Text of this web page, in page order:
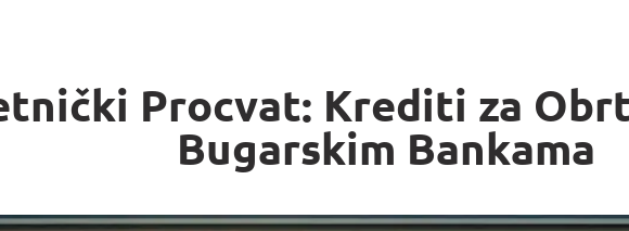
Procvat: Krediti za
Bugarskim Bankama